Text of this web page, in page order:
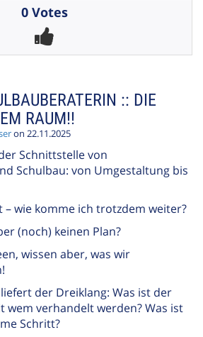
0 Votes
:: DIE
RAUM!!
on 22.11.2025
Schnittstelle von
Schulbau: von Umgestaltung bis
– wie komme ich trotzdem weiter?
(noch) keinen Plan?
wissen aber, was wir
der Dreiklang: Was ist der
wem verhandelt werden? Was ist
Schritt?